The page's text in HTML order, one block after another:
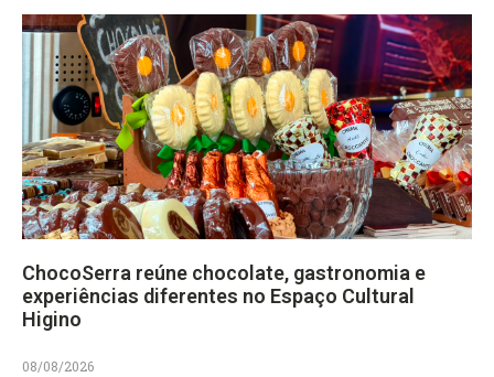
ChocoSerra reúne chocolate, gastronomia e
experiências diferentes no Espaço Cultural
Higino
08/08/2026